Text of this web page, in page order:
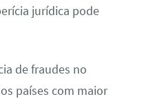
jurídica pode
de fraudes no
países com maior